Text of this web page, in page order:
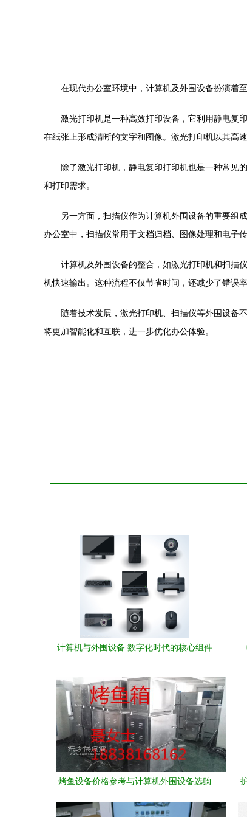
在现代办公室环境中，计算机及外围设备扮演着
激光打印机是一种高效打印设备，它利用静电复
在纸张上形成清晰的文字和图像。激光打印机以其高
除了激光打印机，静电复印打印机也是一种常见
和打印需求。
另一方面，扫描仪作为计算机外围设备的重要组
办公室中，扫描仪常用于文档归档、图像处理和电子
计算机及外围设备的整合，如激光打印机和扫描
机快速输出。这种流程不仅节省时间，还减少了错误率
随着技术发展，激光打印机、扫描仪等外围设备
将更加智能化和互联，进一步优化办公体验。
计算机与外围设备 数字化时代的核心组件
烤鱼设备价格参考与计算机外围设备选购